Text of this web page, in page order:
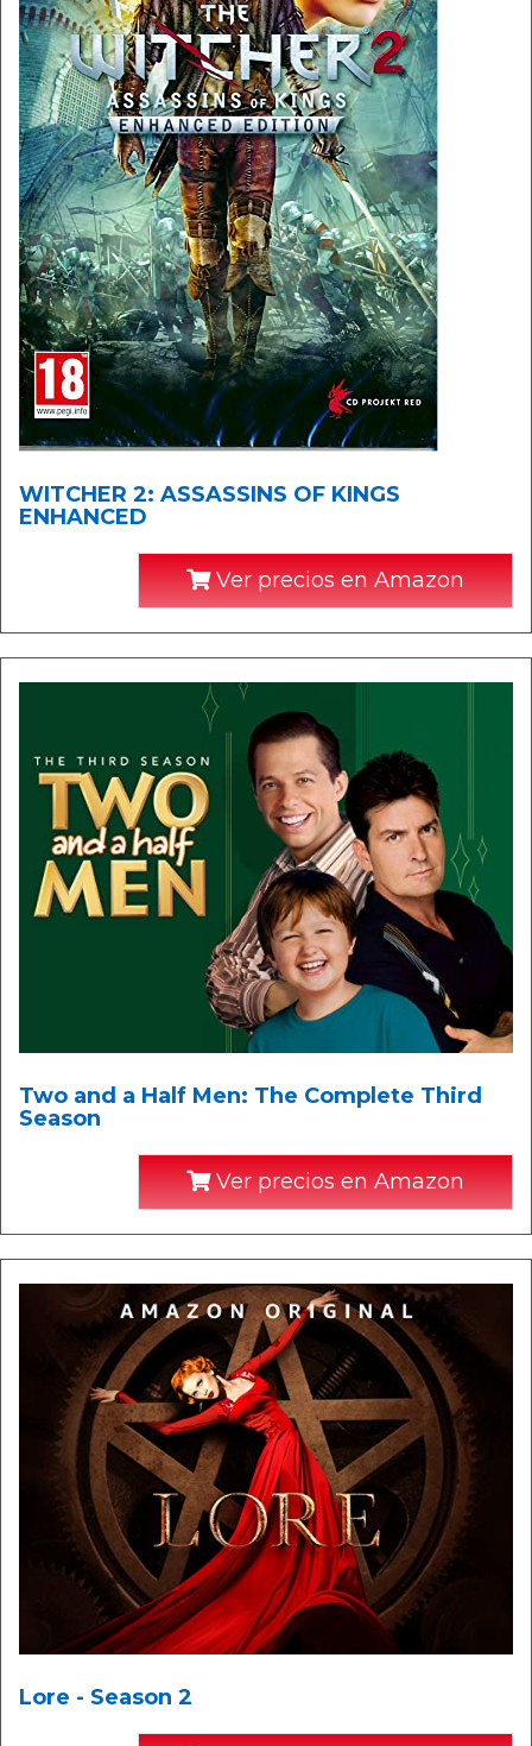
WITCHER 2: ASSASSINS OF KINGS
ENHANCED
Ver precios en Amazon
Two and a Half Men: The Complete Third
Season
Ver precios en Amazon
Lore - Season 2